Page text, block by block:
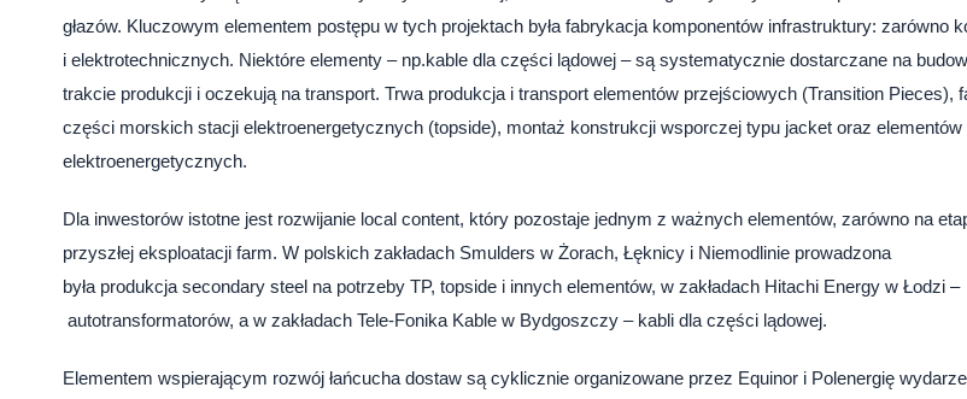
głazów. Kluczowym elementem postępu w tych projektach była fabrykacja komponentów infrastruktury: zarówno
i elektrotechnicznych. Niektóre elementy – np.kable dla części lądowej – są systematycznie dostarczane na
trakcie produkcji i oczekują na transport. Trwa produkcja i transport elementów przejściowych (Transition Pieces),
części morskich stacji elektroenergetycznych (topside), montaż konstrukcji wsporczej typu jacket oraz
elektroenergetycznych.
Dla inwestorów istotne jest rozwijanie local content, który pozostaje jednym z ważnych elementów, zarówno na
przyszłej eksploatacji farm. W polskich zakładach Smulders w Żorach, Łęknicy i Niemodlinie prowadzona
była produkcja secondary steel na potrzeby TP, topside i innych elementów, w zakładach Hitachi Energy w Łodzi –
autotransformatorów, a w zakładach Tele-Fonika Kable w Bydgoszczy – kabli dla części lądowej.
Elementem wspierającym rozwój łańcucha dostaw są cyklicznie organizowane przez Equinor i Polenergię